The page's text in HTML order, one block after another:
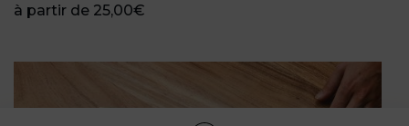
à partir de 25,00€